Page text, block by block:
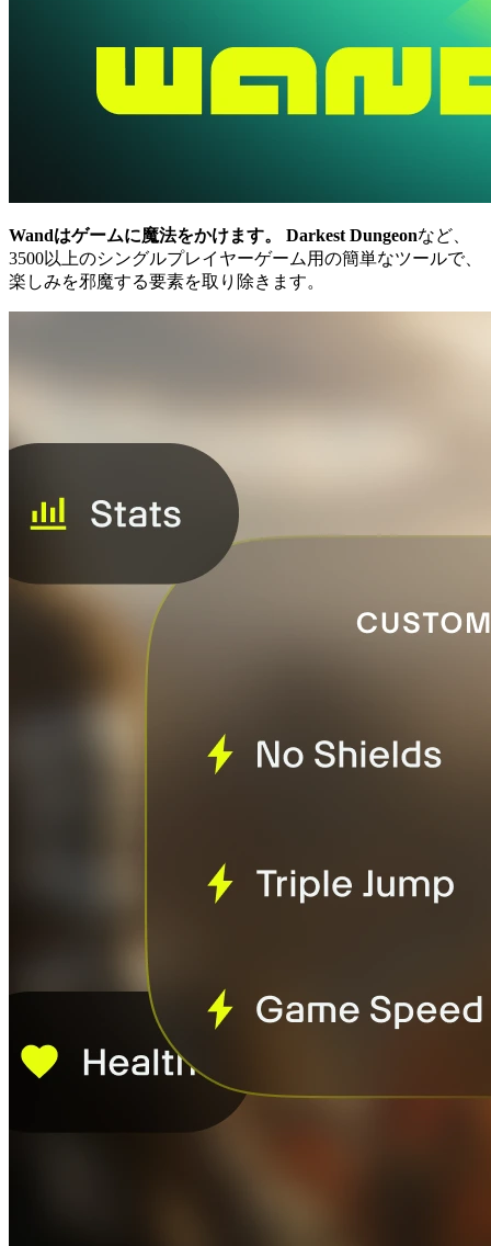
Wandはゲームに魔法をかけます。 Darkest Dungeonなど、
3500以上のシングルプレイヤーゲーム用の簡単なツールで、
楽しみを邪魔する要素を取り除きます。